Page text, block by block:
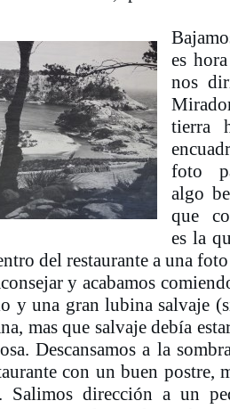
es
nos
tierra
foto
algo
que
es la
del restaurante a una
y acabamos
y una gran lubina salvaje
mas que salvaje debía
Descansamos a la
con un buen postre,
Salimos dirección a un